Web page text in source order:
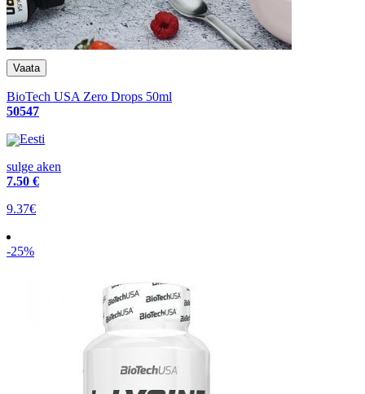
BioTech USA Zero Drops 50ml
50547
Eesti
sulge aken
7.50 €
9.37€
-25%